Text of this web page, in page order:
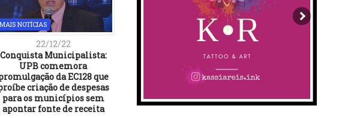
MAIS NOTÍCIAS
22/12/22
Conquista Municipalista:
UPB comemora
da EC128 que
criação de despesas
para os municípios sem
apontar fonte de receita
03/10/22
Campeão de votos em 2018,
Pastor Isidório desidrata e
perde quase 250 mil votos
MAIS NOTÍCIAS